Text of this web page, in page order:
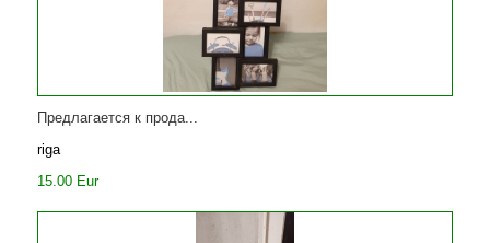
Предлагается к прода...
riga
15.00 Eur